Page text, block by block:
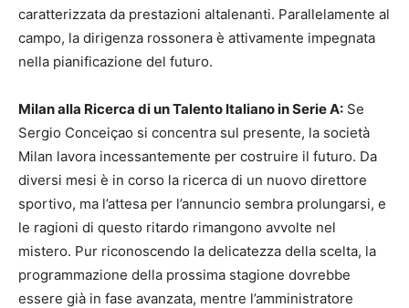
caratterizzata da prestazioni altalenanti. Parallelamente al
campo, la dirigenza rossonera è attivamente impegnata
nella pianificazione del futuro.
Milan alla Ricerca di un Talento Italiano in Serie A: Se
Sergio Conceiçao si concentra sul presente, la società
Milan lavora incessantemente per costruire il futuro. Da
diversi mesi è in corso la ricerca di un nuovo direttore
sportivo, ma l’attesa per l’annuncio sembra prolungarsi, e
le ragioni di questo ritardo rimangono avvolte nel
mistero. Pur riconoscendo la delicatezza della scelta, la
programmazione della prossima stagione dovrebbe
essere già in fase avanzata, mentre l’amministratore